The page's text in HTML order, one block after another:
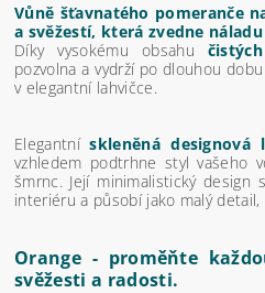
Vůně šťavnatého pomeranče
a svěžestí, která zvedne
Díky vysokému obsahu
pozvolna a vydrží po dlouhou
v elegantní lahvičce.
Elegantnískleněná designová
vzhledem podtrhne styl vašeho
šmrnc. Její minimalistický design
interiéru a působí jako malý detail,
Orange - proměňte
svěžesti a radosti.